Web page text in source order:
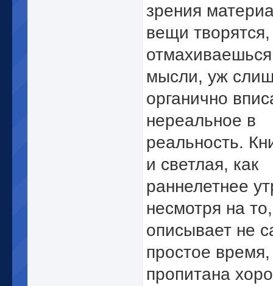
зрения
вещи
мысли, уж
органично
нереальное в
реальность.
и светлая, как
раннелетнее
несмотря на
описывает не
простое время,
пропитана